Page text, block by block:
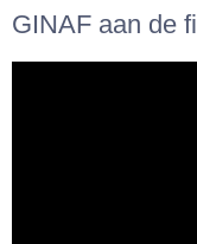
GINAF aan de